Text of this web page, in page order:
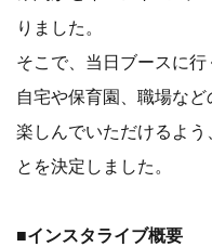
りました。
そこで、当日ブースに
自宅や保育園、職場な
楽しんでいただけるよう
とを決定しました。
■インスタライブ概要